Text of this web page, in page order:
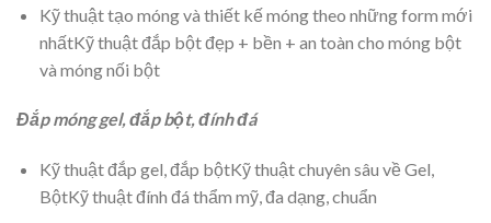
Kỹ thuật tạo móng và thiết kế móng theo những form mới
nhấtKỹ thuật đắp bột đẹp + bền + an toàn cho móng bột
và móng nối bột
Đắp móng gel, đắp bột, đính đá
Kỹ thuật đắp gel, đắp bộtKỹ thuật chuyên sâu về Gel,
BộtKỹ thuật đính đá thẩm mỹ, đa dạng, chuẩn